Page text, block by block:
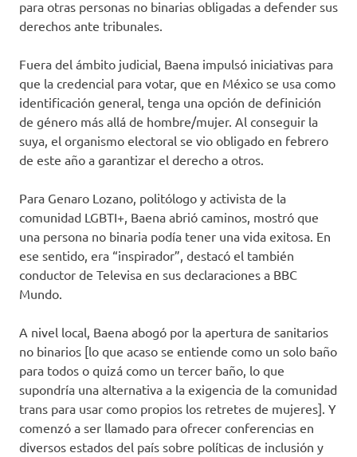
para otras personas no binarias obligadas a defender sus
derechos ante tribunales.
Fuera del ámbito judicial, Baena impulsó iniciativas para
que la credencial para votar, que en México se usa como
identificación general, tenga una opción de definición
de género más allá de hombre/mujer. Al conseguir la
suya, el organismo electoral se vio obligado en febrero
de este año a garantizar el derecho a otros.
Para Genaro Lozano, politólogo y activista de la
comunidad LGBTI+, Baena abrió caminos, mostró que
una persona no binaria podía tener una vida exitosa. En
ese sentido, era “inspirador”, destacó el también
conductor de Televisa en sus declaraciones a BBC
Mundo.
A nivel local, Baena abogó por la apertura de sanitarios
no binarios [lo que acaso se entiende como un solo baño
para todos o quizá como un tercer baño, lo que
supondría una alternativa a la exigencia de la comunidad
trans para usar como propios los retretes de mujeres]. Y
comenzó a ser llamado para ofrecer conferencias en
diversos estados del país sobre políticas de inclusión y